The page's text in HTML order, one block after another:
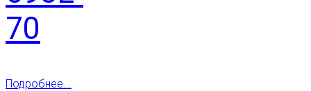
70
Подробнее...